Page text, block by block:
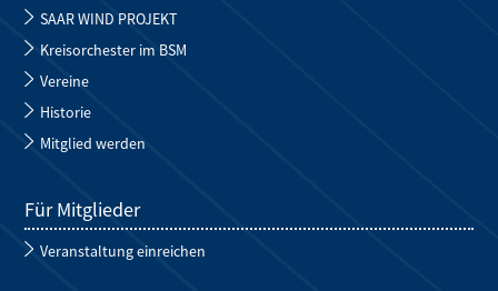
SAAR WIND PROJEKT
Kreisorchester im BSM
Vereine
Historie
Mitglied werden
Für Mitglieder
Veranstaltung einreichen